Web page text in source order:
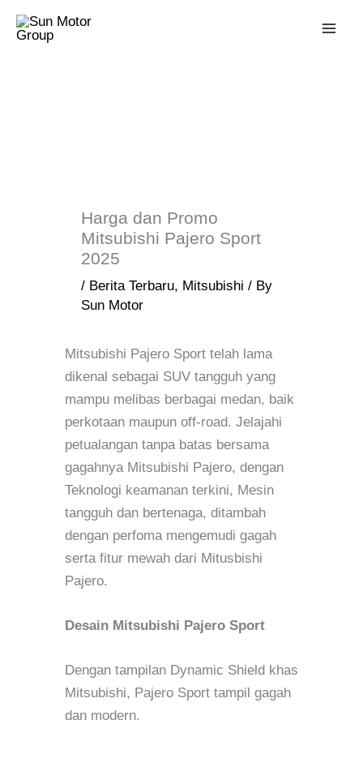
Harga dan Promo
Mitsubishi Pajero Sport
2025
/ Berita Terbaru, Mitsubishi / By
Sun Motor
Mitsubishi Pajero Sport telah lama
dikenal sebagai SUV tangguh yang
mampu melibas berbagai medan, baik
perkotaan maupun off-road. Jelajahi
petualangan tanpa batas bersama
gagahnya Mitsubishi Pajero, dengan
Teknologi keamanan terkini, Mesin
tangguh dan bertenaga, ditambah
dengan perfoma mengemudi gagah
serta fitur mewah dari Mitusbishi
Pajero.
Desain Mitsubishi Pajero Sport
Dengan tampilan Dynamic Shield khas
Mitsubishi, Pajero Sport tampil gagah
dan modern.